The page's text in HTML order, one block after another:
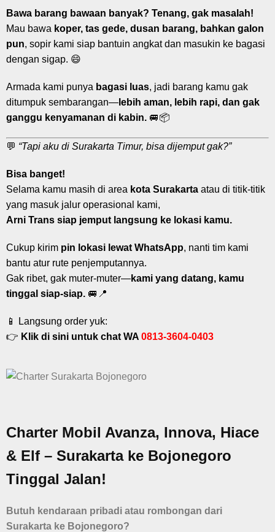
Bawa barang bawaan banyak? Tenang, gak masalah!
Mau bawa koper, tas gede, dusan barang, bahkan galon
pun, sopir kami siap bantuin angkat dan masukin ke bagasi
dengan sigap. 😄
Armada kami punya bagasi luas, jadi barang kamu gak
ditumpuk sembarangan— lebih aman, lebih rapi, dan gak
ganggu kenyamanan di kabin. 🚐📦
💬 “Tapi aku di Surakarta Timur, bisa dijemput gak?”
Bisa banget!
Selama kamu masih di area kota Surakarta atau di titik-titik
yang masuk jalur operasional kami,
Arni Trans siap jemput langsung ke lokasi kamu.
Cukup kirim pin lokasi lewat WhatsApp, nanti tim kami
bantu atur rute penjemputannya.
Gak ribet, gak muter-muter—kami yang datang, kamu
tinggal siap-siap. 🚐📍
📱 Langsung order yuk:
👉 Klik di sini untuk chat WA 0813-3604-0403
Charter Mobil Avanza, Innova, Hiace
& Elf – Surakarta ke Bojonegoro
Tinggal Jalan!
Butuh kendaraan pribadi atau rombongan dari
Surakarta ke Bojonegoro?